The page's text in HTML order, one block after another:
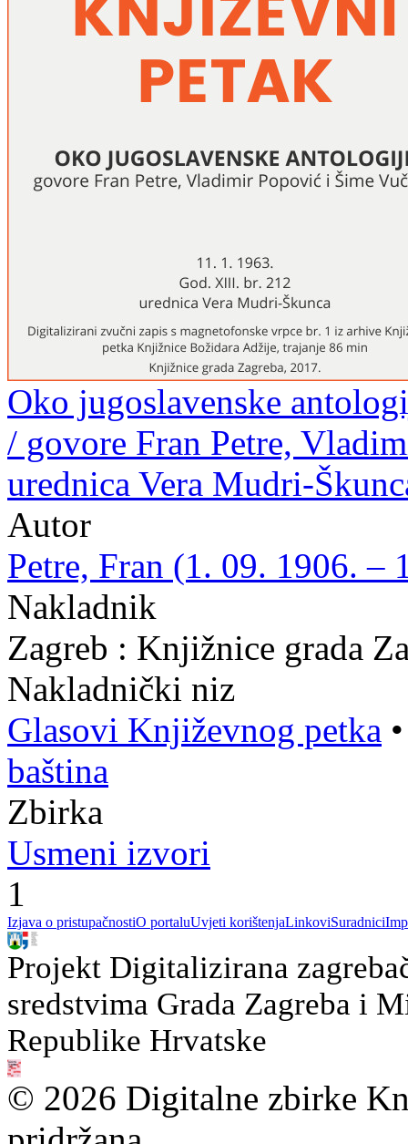
Oko jugoslavenske
/ govore Fran Petre,
urednica Vera Mudri-
Autor
Petre, Fran (1. 09. 1906. –
Nakladnik
Zagreb : Knjižnice grada
Nakladnički niz
Glasovi Književnog petka
baština
Zbirka
Usmeni izvori
1
Izjava o pristupačnostiO portaluUvjeti korištenjaLinkoviSuradnici
Projekt Digitalizirana
sredstvima Grada Zagreba i
Republike Hrvatske
© 2026 Digitalne zbirke